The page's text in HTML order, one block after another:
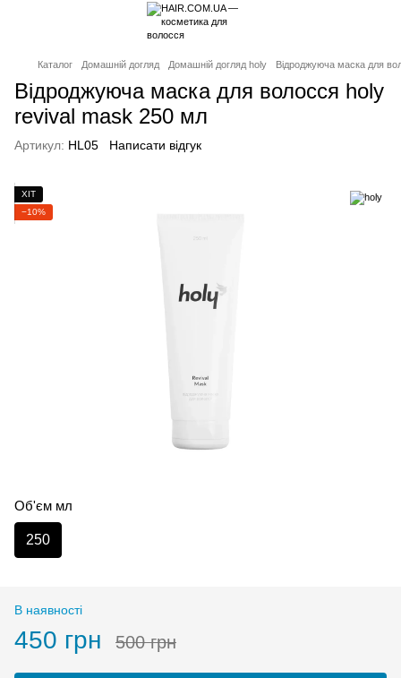
Каталог Домашній догляд Домашній догляд holy Відроджуюча маска для
Відроджуюча маска для волосся holy
revival mask 250 мл
Артикул: HL05 Написати відгук
ХІТ
−10%
Об'єм мл
250
В наявності
450 грн 500 грн